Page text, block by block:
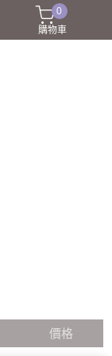
0
購物車
價格